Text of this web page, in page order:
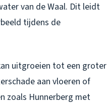
van de Waal. Dit leidt
tijdens de
uitgroeien tot een groter
aan vloeren of
zoals Hunnerberg met